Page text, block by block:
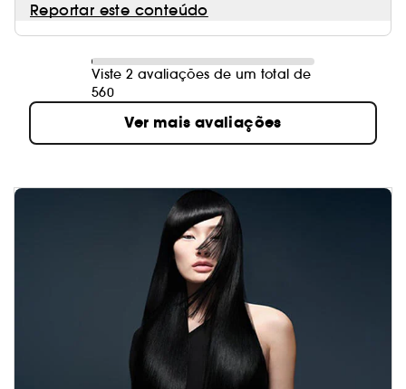
Reportar este conteúdo
Viste 2 avaliações de um total de
560
Ver mais avaliações